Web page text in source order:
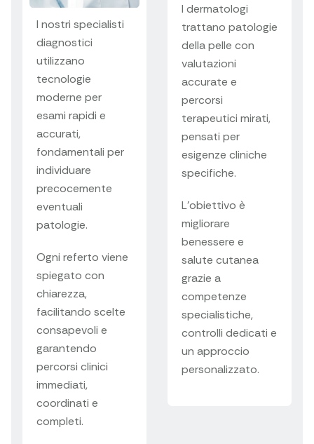
I nostri specialisti
diagnostici
utilizzano
tecnologie
moderne per
esami rapidi e
accurati,
fondamentali per
individuare
precocemente
eventuali
patologie.
Ogni referto viene
spiegato con
chiarezza,
facilitando scelte
consapevoli e
garantendo
percorsi clinici
immediati,
coordinati e
completi.
I dermatologi
trattano patologie
della pelle con
valutazioni
accurate e
percorsi
terapeutici mirati,
pensati per
esigenze cliniche
specifiche.
L’obiettivo è
migliorare
benessere e
salute cutanea
grazie a
competenze
specialistiche,
controlli dedicati e
un approccio
personalizzato.